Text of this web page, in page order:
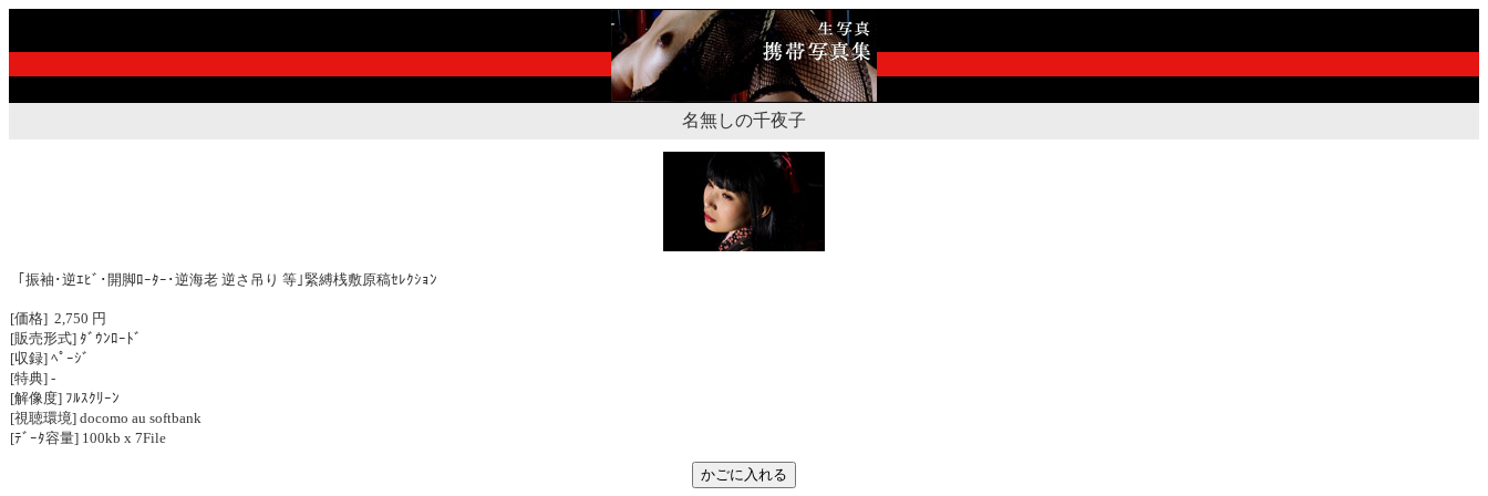
名無しの千夜子
｢振袖･逆ｴﾋﾞ･開脚ﾛｰﾀｰ･逆海老 逆さ吊り 等｣緊縛桟敷原稿ｾﾚｸｼｮﾝ
[価格] 2,750 円
[販売形式] ﾀﾞｳﾝﾛｰﾄﾞ
[収録] ﾍﾟｰｼﾞ
[特典] -
[解像度] ﾌﾙｽｸﾘｰﾝ
[視聴環境] docomo au softbank
[ﾃﾞｰﾀ容量] 100kb x 7File